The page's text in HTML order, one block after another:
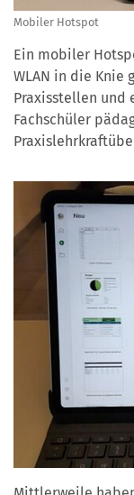
Mobiler Hotspot
Ein mobiler
WLAN in die Knie
Praxisstellen und
Fachschüler